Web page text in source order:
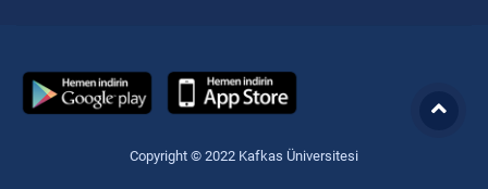
Copyright © 2022 Kafkas Üniversitesi